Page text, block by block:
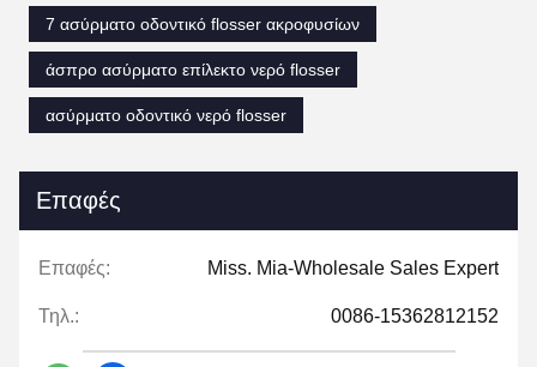
7 ασύρματο οδοντικό flosser ακροφυσίων
άσπρο ασύρματο επίλεκτο νερό flosser
ασύρματο οδοντικό νερό flosser
Επαφές
Επαφές: Miss. Mia-Wholesale Sales Expert
Τηλ.: 0086-15362812152